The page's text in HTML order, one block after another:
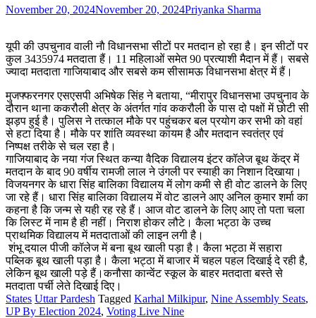
November 20, 2024November 20, 2024Priyanka Sharma
यूपी की उपचुनाव वाली नाै विधानसभा सीटों पर मतदान हो रहा है। इन सीटों पर
कुल 3435974 मतदाता हैं। 11 महिलाओं समेत 90 प्रत्याशी मैदान में हैं। सबसे
ज्यादा मतदाता गाजियाबाद और सबसे कम सीसामऊ विधानसभा क्षेत्र में हैं।
मुजफ्फरनगर एसएसपी अभिषेक सिंह ने बताया, “मीरापुर विधानसभा उपचुनाव के
दौरान थाना ककरौली क्षेत्र के अंतर्गत गांव ककरौली के पास दो पक्षों में छोटी सी
झड़प हुई है। पुलिस ने तत्काल मौके पर पहुंचकर बल प्रयोग कर सभी को वहां
से हटा दिया है। मौके पर शांति व्यवस्था कायम है और मतदान स्वतंत्र एवं
निष्पक्ष तरीके से चल रहा है।
गाजियाबाद के नया गंज स्थित कन्या वैदिक विद्यालय इंटर कॉलेज बूथ केंद्र में
मतदान के बाद 90 वर्षीय रामजी लाल ने उंगली पर स्याही का निशान दिखाया।
विजयनगर के धारा सिंह बालिका विद्यालय में लोग कमी से ही वोट डालने के लिए
जा रहे हैं। धारा सिंह बालिका विद्यालय में वोट डालने आए अनिल कुमार शर्मा का
कहना है कि जन्म से यही रह रहे हैं। आज वोट डालने के लिए आए तो पता चला
कि लिस्ट में नाम है ही नहीं। निराश होकर लौटे। कैला भट्ठा के उच्च
प्राथमिक विद्यालय में मतदाताओं की लाइन लगी है।
शंभू दयाल पीजी कॉलेज में बना बूथ खाली पड़ा है। कैला भट्ठा में सहारा
पब्लिक बूथ खाली पड़ा है। कैला भट्ठा में बाजार में चहल पहल दिखाई दे रही है,
लेकिन बूथ खाली पड़े हैं।कनौसा कान्वेंट स्कूल के बाहर मतदाता बस्ते से
मतदाता पर्ची लेते दिखाई दिए।
States Uttar Pardesh Tagged Karhal Milkipur, Nine Assembly Seats,
UP By Election 2024, Voting Live Nine